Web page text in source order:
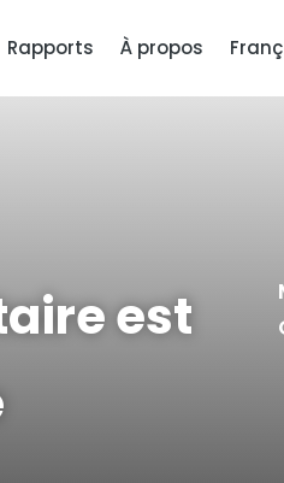
Rapports À propos
est